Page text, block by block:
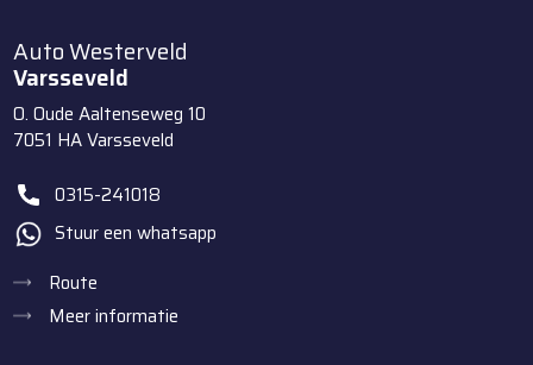
Auto Westerveld
Varsseveld
O. Oude Aaltenseweg 10
7051 HAVarsseveld
0315-241018
Stuur een whatsapp
Route
Meer informatie